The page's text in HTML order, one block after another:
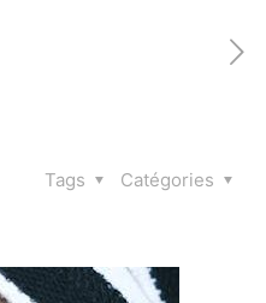
Catégories
Tags